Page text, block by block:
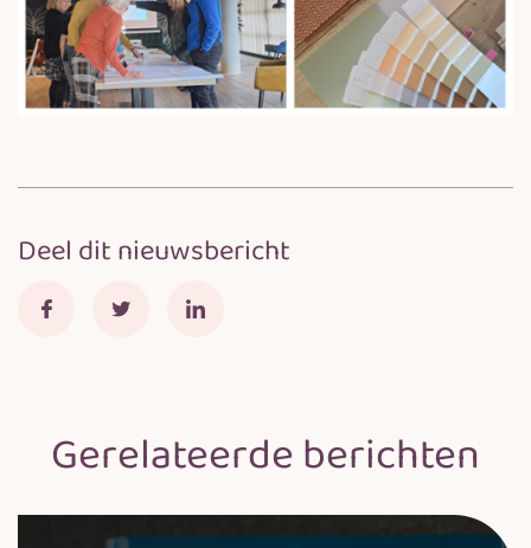
Deel dit nieuwsbericht
Gerelateerde berichten